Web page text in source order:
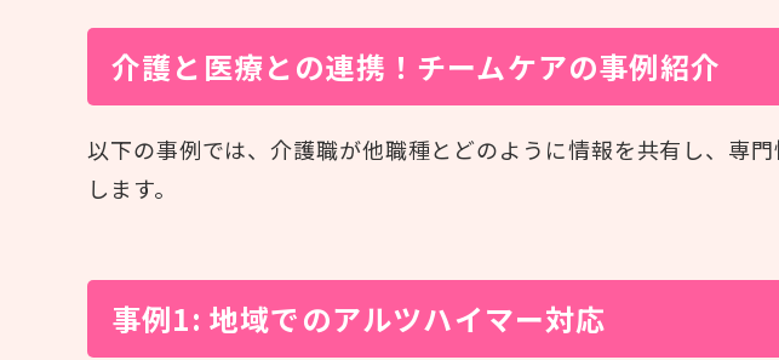
介護と医療との連携！チームケアの事例紹介
以下の事例では、介護職が他職種とどのように情報を共有し、専
します。
事例1: 地域でのアルツハイマー対応